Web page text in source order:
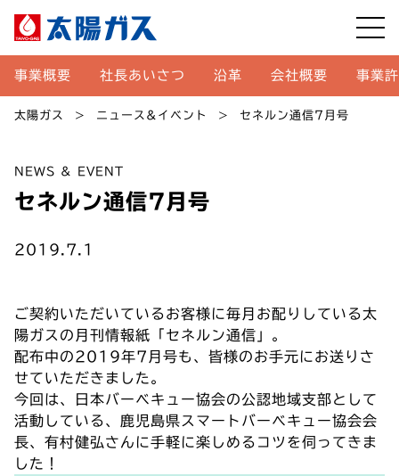
事業概要 社長あいさつ 沿革 会社概要 事業
太陽ガス ニュース&イベント セネルン通信7月号
NEWS & EVENT
セネルン通信7月号
2019.7.1
ご契約いただいているお客様に毎月お配りしている太
陽ガスの月刊情報紙「セネルン通信」。
配布中の2019年7月号も、皆様のお手元にお送りさ
せていただきました。
今回は、日本バーベキュー協会の公認地域支部として
活動している、鹿児島県スマートバーベキュー協会会
長、有村健弘さんに手軽に楽しめるコツを伺ってきま
した！